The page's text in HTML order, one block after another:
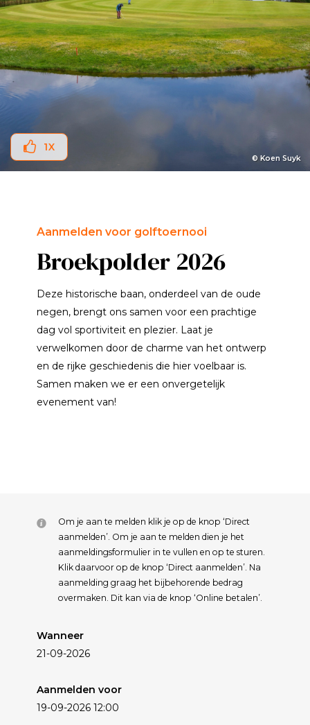
© Koen Suyk
1X
Aanmelden voor golftoernooi
Broekpolder 2026
Deze historische baan, onderdeel van de oude
negen, brengt ons samen voor een prachtige
dag vol sportiviteit en plezier. Laat je
verwelkomen door de charme van het ontwerp
en de rijke geschiedenis die hier voelbaar is.
Samen maken we er een onvergetelijk
evenement van!
Om je aan te melden klik je op de knop ‘Direct
aanmelden’. Om je aan te melden dien je het
aanmeldingsformulier in te vullen en op te sturen.
Klik daarvoor op de knop ‘Direct aanmelden’. Na
aanmelding graag het bijbehorende bedrag
overmaken. Dit kan via de knop ‘Online betalen’.
Wanneer
21-09-2026
Aanmelden voor
19-09-2026 12:00